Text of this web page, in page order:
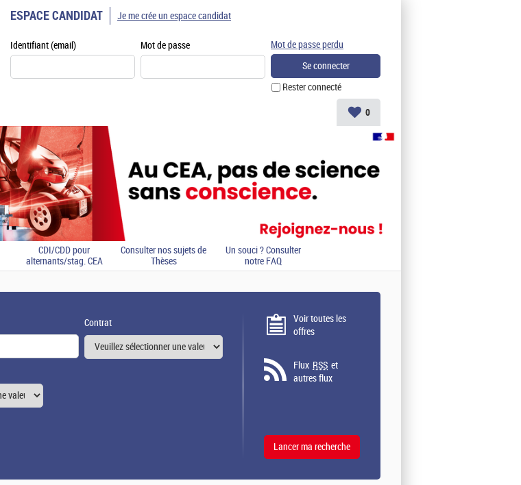
ESPACE CANDIDAT
Identifiant (email) Mot de passe
Rester connecté
Mot de passe perdu
Je me crée un espace candidat
0
CDI/CDD pour
alternants/stag. CEA
Consulter nos sujets de
Thèses
Un souci ? Consulter
notre FAQ
Contrat
Voir toutes les
offres
Flux RSS et
autres flux